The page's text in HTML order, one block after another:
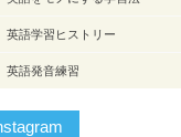
英語学習ヒストリー
英語発音練習